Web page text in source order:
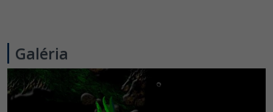
Business
Copywriting -30%
Adobe Lightroom
-15%
Adobe InDesign -25%
Galéria